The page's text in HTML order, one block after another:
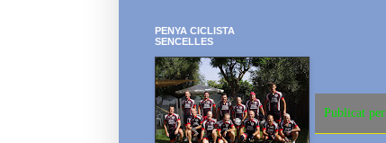
Publicat per
PENYA CICLISTA
SENCELLES